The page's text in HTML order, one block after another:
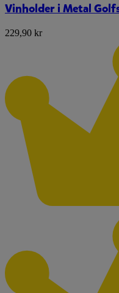
Vinholder i Metal
229,90 kr